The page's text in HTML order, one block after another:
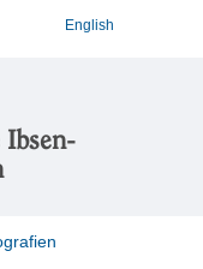
English